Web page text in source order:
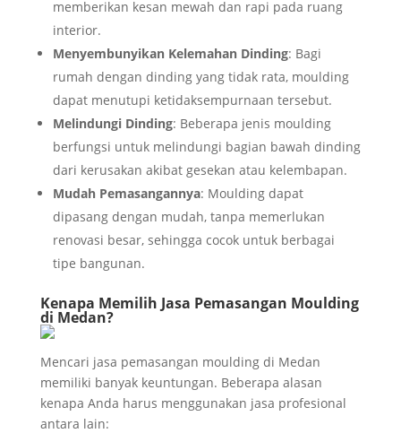
memberikan kesan mewah dan rapi pada ruang
interior.
Menyembunyikan Kelemahan Dinding: Bagi
rumah dengan dinding yang tidak rata, moulding
dapat menutupi ketidaksempurnaan tersebut.
Melindungi Dinding: Beberapa jenis moulding
berfungsi untuk melindungi bagian bawah dinding
dari kerusakan akibat gesekan atau kelembapan.
Mudah Pemasangannya: Moulding dapat
dipasang dengan mudah, tanpa memerlukan
renovasi besar, sehingga cocok untuk berbagai
tipe bangunan.
Kenapa Memilih Jasa Pemasangan Moulding
di Medan?
Mencari jasa pemasangan moulding di Medan
memiliki banyak keuntungan. Beberapa alasan
kenapa Anda harus menggunakan jasa profesional
antara lain: